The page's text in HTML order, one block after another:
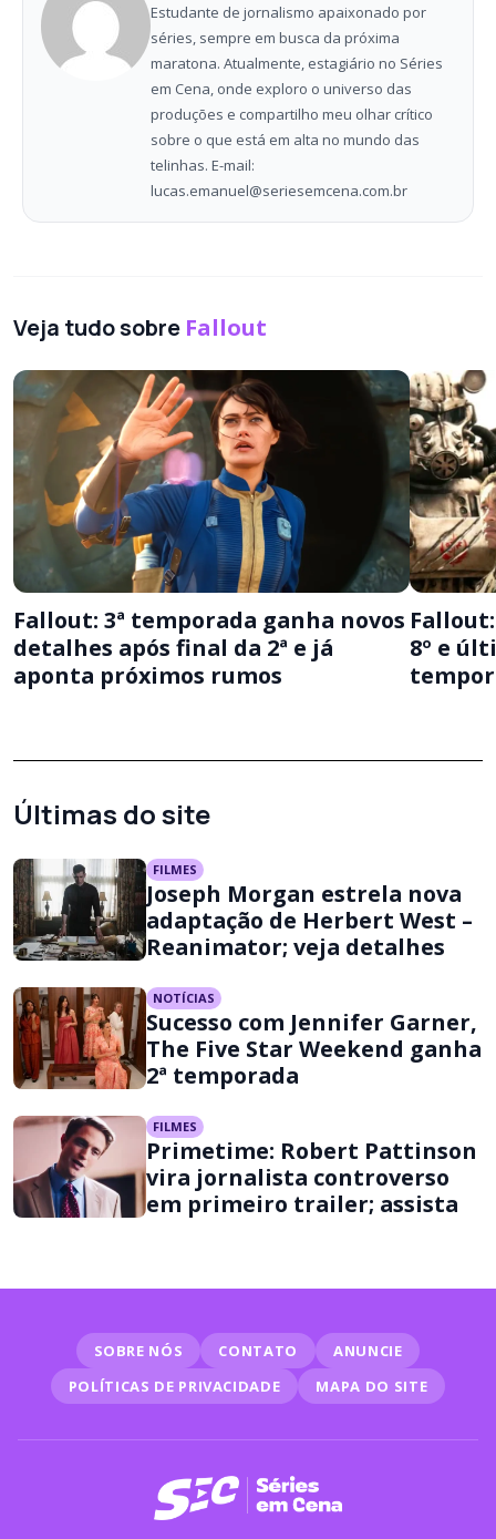
Estudante de jornalismo apaixonado por
séries, sempre em busca da próxima
maratona. Atualmente, estagiário no Séries
em Cena, onde exploro o universo das
produções e compartilho meu olhar crítico
sobre o que está em alta no mundo das
telinhas. E-mail:
lucas.emanuel@seriesemcena.com.br
Veja tudo sobre Fallout
Fallout: 3ª temporada ganha novos
detalhes após final da 2ª e já
aponta próximos rumos
8º e
Últimas do site
FILMES
Joseph Morgan estrela nova
adaptação de Herbert West –
Reanimator; veja detalhes
NOTÍCIAS
Sucesso com Jennifer Garner,
The Five Star Weekend ganha
2ª temporada
FILMES
Primetime: Robert Pattinson
vira jornalista controverso
em primeiro trailer; assista
SOBRE NÓS CONTATO
ANUNCIE
POLÍTICAS DE PRIVACIDADE
MAPA DO SITE